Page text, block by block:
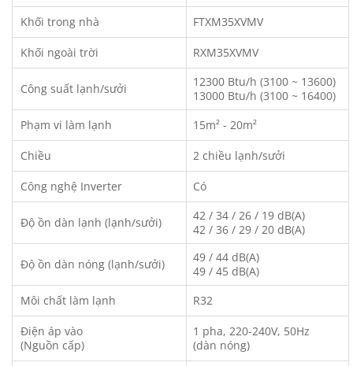
Khối trong nhà FTXM35XVMV
Khối ngoài trời RXM35XVMV
Công suất lạnh/sưởi
12300 Btu/h (3100 ~ 13600)
13000 Btu/h (3100 ~ 16400)
Phạm vi làm lạnh
15m² - 20m²
Chiều 2 chiều lạnh/sưởi
Công nghệ Inverter Có
Độ ồn dàn lạnh (lạnh/sưởi)
42 / 34 / 26 / 19 dB(A)
42 / 36 / 29 / 20 dB(A)
Độ ồn dàn nóng (lạnh/sưởi)
49 / 44 dB(A)
49 / 45 dB(A)
Môi chất làm lạnh
R32
Điện áp vào
(Nguồn cấp)
1 pha, 220-240V, 50Hz
(dàn nóng)